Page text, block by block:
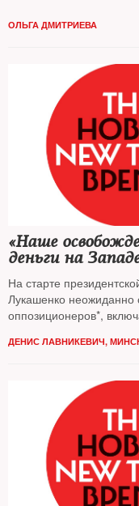
ОЛЬГА ДМИТРИЕВА
«Наше
деньги на
На старте
Лукашенко
оппозиционеров*,
ДЕНИС ЛАВНИКЕВИЧ,